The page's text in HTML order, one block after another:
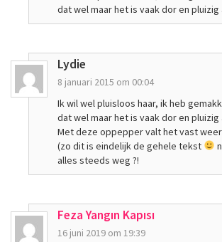
dat wel maar het is vaak dor en pluizig
Lydie
8 januari 2015 om 00:04
Ik wil wel pluisloos haar, ik heb
dat wel maar het is vaak dor en pluizig
Met deze oppepper valt het vast
(zo dit is eindelijk de gehele tekst
alles steeds weg ?!
Feza Yangın Kapısı
16 juni 2019 om 19:39